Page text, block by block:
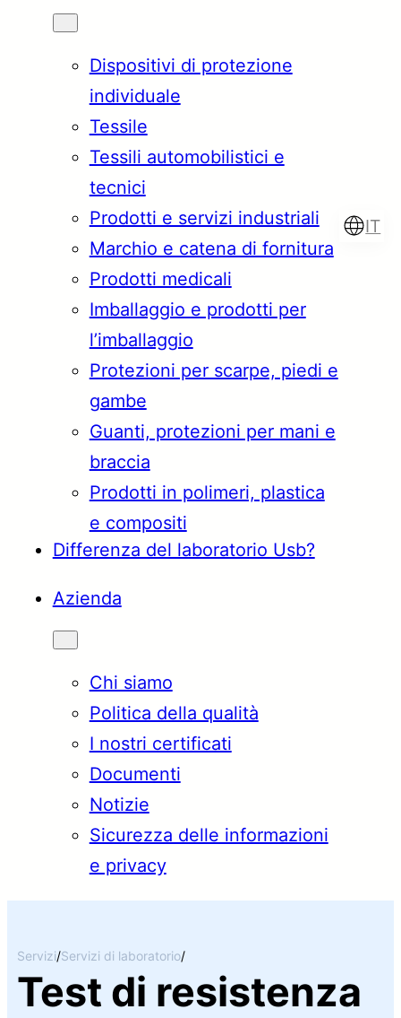
Dispositivi di protezione
individuale
Tessile
Tessili automobilistici e
tecnici
Prodotti e servizi industriali
Marchio e catena di fornitura
Prodotti medicali
Imballaggio e prodotti per
l’imballaggio
Protezioni per scarpe, piedi e
gambe
Guanti, protezioni per mani e
braccia
Prodotti in polimeri, plastica
e compositi
Differenza del laboratorio Usb?
Azienda
Chi siamo
Politica della qualità
I nostri certificati
Documenti
Notizie
Sicurezza delle informazioni
e privacy
IT
Türkçe
Français Italiano
Servizi/Servizi di laboratorio/
Test di resistenza